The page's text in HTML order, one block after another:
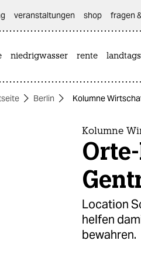
veranstaltungen shop fragen
niedrigwasser rente
Berlin Kolumne
Kolumne
Location
helfen
bewahren.